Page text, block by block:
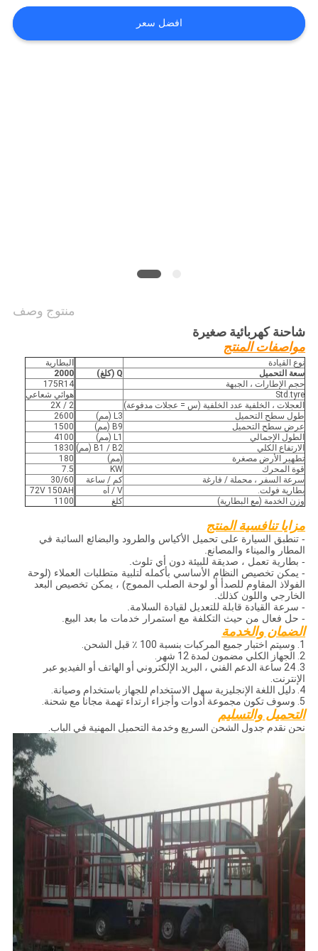
سياسة
افضل سعر
منتوج وصف
شاحنة كهربائية صغيرة
مواصفات المنتج
نوع القيادة
البطارية
سعة التحميل
Q (كلغ)
2000
حجم الإطارات ، الجبهة
175R14
Std.tyre
هوائي شعاعي
العجلات ، الخلفية عدد الخلفية (س = عجلات مدفوعة)
2 / 2X
طول سطح التحميل
L3 (مم)
2600
عرض سطح التحميل
B9 (مم)
1500
الطول الإجمالي
L1 (مم)
4100
الارتفاع الكلي
B1 / B2 (مم)
1830
تطهير الأرض مصغرة
(مم)
180
قوة المحرك
KW
7.5
سرعة السفر ، محملة / فارغة
كم / ساعة
30/60
بطارية فولت.
V / آه
72V 150AH
وزن الخدمة (مع البطارية)
كلغ 1100
مزايا تنافسية المنتج
- تنطبق السيارة على تحميل الأكياس والطرود والبضائع السائبة في
المطار والميناء والمصانع.
- بطارية تعمل ، صديقة للبيئة دون أي تلوث.
- يمكن تخصيص النظام الأساسي بأكمله لتلبية متطلبات العملاء (لوحة
الفولاذ المقاوم للصدأ أو لوحة الصلب المموج) ، يمكن تخصيص البعد
الخارجي واللون كذلك.
- سرعة القيادة قابلة للتعديل لقيادة السلامة.
- حل فعال من حيث التكلفة مع استمرار خدمات ما بعد البيع.
الضمان والخدمة
1. وسيتم اختبار جميع المركبات بنسبة 100 ٪ قبل الشحن.
2. الجهاز الكلي مضمون لمدة 12 شهر.
3. 24 ساعة الدعم الفني ، البريد الإلكتروني أو الهاتف أو الفيديو عبر
الإنترنت.
4. دليل اللغة الإنجليزية سهل الاستخدام للجهاز باستخدام وصيانة.
5. وسوف تكون مجموعة أدوات وأجزاء ارتداء تهمة مجانا مع شحنة.
التحميل والتسليم
نحن نقدم جدول الشحن السريع وخدمة التحميل المهنية في الباب.